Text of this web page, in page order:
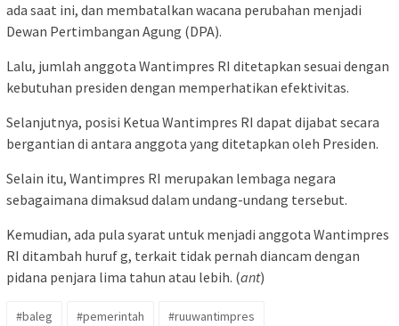
ada saat ini, dan membatalkan wacana perubahan menjadi
Dewan Pertimbangan Agung (DPA).
Lalu, jumlah anggota Wantimpres RI ditetapkan sesuai dengan
kebutuhan presiden dengan memperhatikan efektivitas.
Selanjutnya, posisi Ketua Wantimpres RI dapat dijabat secara
bergantian di antara anggota yang ditetapkan oleh Presiden.
Selain itu, Wantimpres RI merupakan lembaga negara
sebagaimana dimaksud dalam undang-undang tersebut.
Kemudian, ada pula syarat untuk menjadi anggota Wantimpres
RI ditambah huruf g, terkait tidak pernah diancam dengan
pidana penjara lima tahun atau lebih. (ant)
#baleg #pemerintah #ruuwantimpres